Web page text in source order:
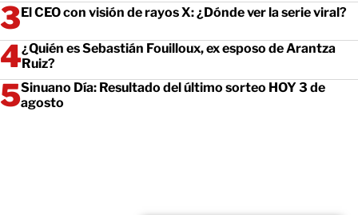
El CEO con visión de rayos X: ¿Dónde ver la serie viral?
¿Quién es Sebastián Fouilloux, ex esposo de Arantza
Ruiz?
Sinuano Día: Resultado del último sorteo HOY 3 de
agosto